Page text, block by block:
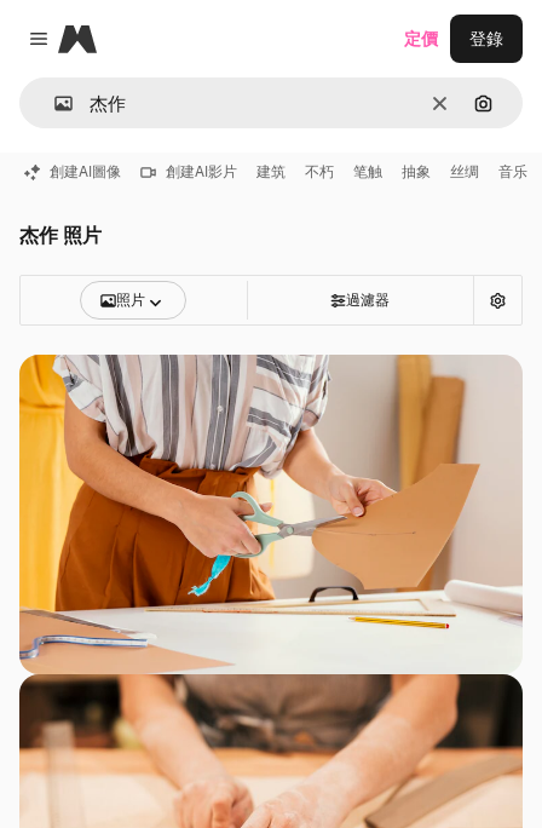
Close menu
Magnific
清除 通過圖
定價 登錄
創建AI圖像 創建AI影片 建筑 不朽 笔触 抽象 丝绸 音乐
杰作 照片
照片 過濾器